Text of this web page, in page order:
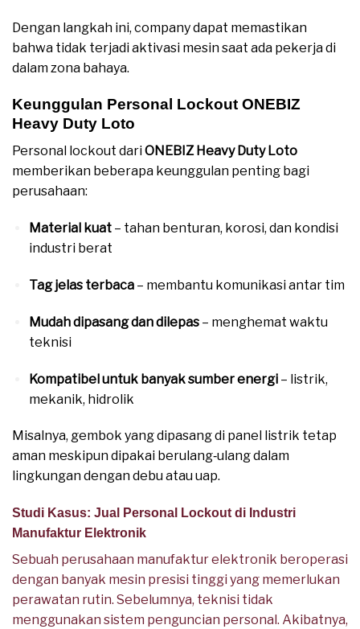
Dengan langkah ini, company dapat memastikan
bahwa tidak terjadi aktivasi mesin saat ada pekerja di
dalam zona bahaya.
Keunggulan Personal Lockout ONEBIZ
Heavy Duty Loto
Personal lockout dariONEBIZ Heavy Duty Loto
memberikan beberapa keunggulan penting bagi
perusahaan:
Material kuat– tahan benturan, korosi, dan kondisi
industri berat
Tag jelas terbaca– membantu komunikasi antar tim
Mudah dipasang dan dilepas– menghemat waktu
teknisi
Kompatibel untuk banyak sumber energi– listrik,
mekanik, hidrolik
Misalnya, gembok yang dipasang di panel listrik tetap
aman meskipun dipakai berulang‑ulang dalam
lingkungan dengan debu atau uap.
Studi Kasus: Jual Personal Lockout di Industri
Manufaktur Elektronik
Sebuah perusahaan manufaktur elektronik beroperasi
dengan banyak mesin presisi tinggi yang memerlukan
perawatan rutin. Sebelumnya, teknisi tidak
menggunakan sistem penguncian personal. Akibatnya,